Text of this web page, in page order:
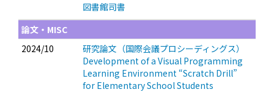
図書館司書
論文・MISC
2024/10
研究論文（国際会議プロシーディングス）
Development of a Visual Programming
Learning Environment “Scratch Drill”
for Elementary School Students